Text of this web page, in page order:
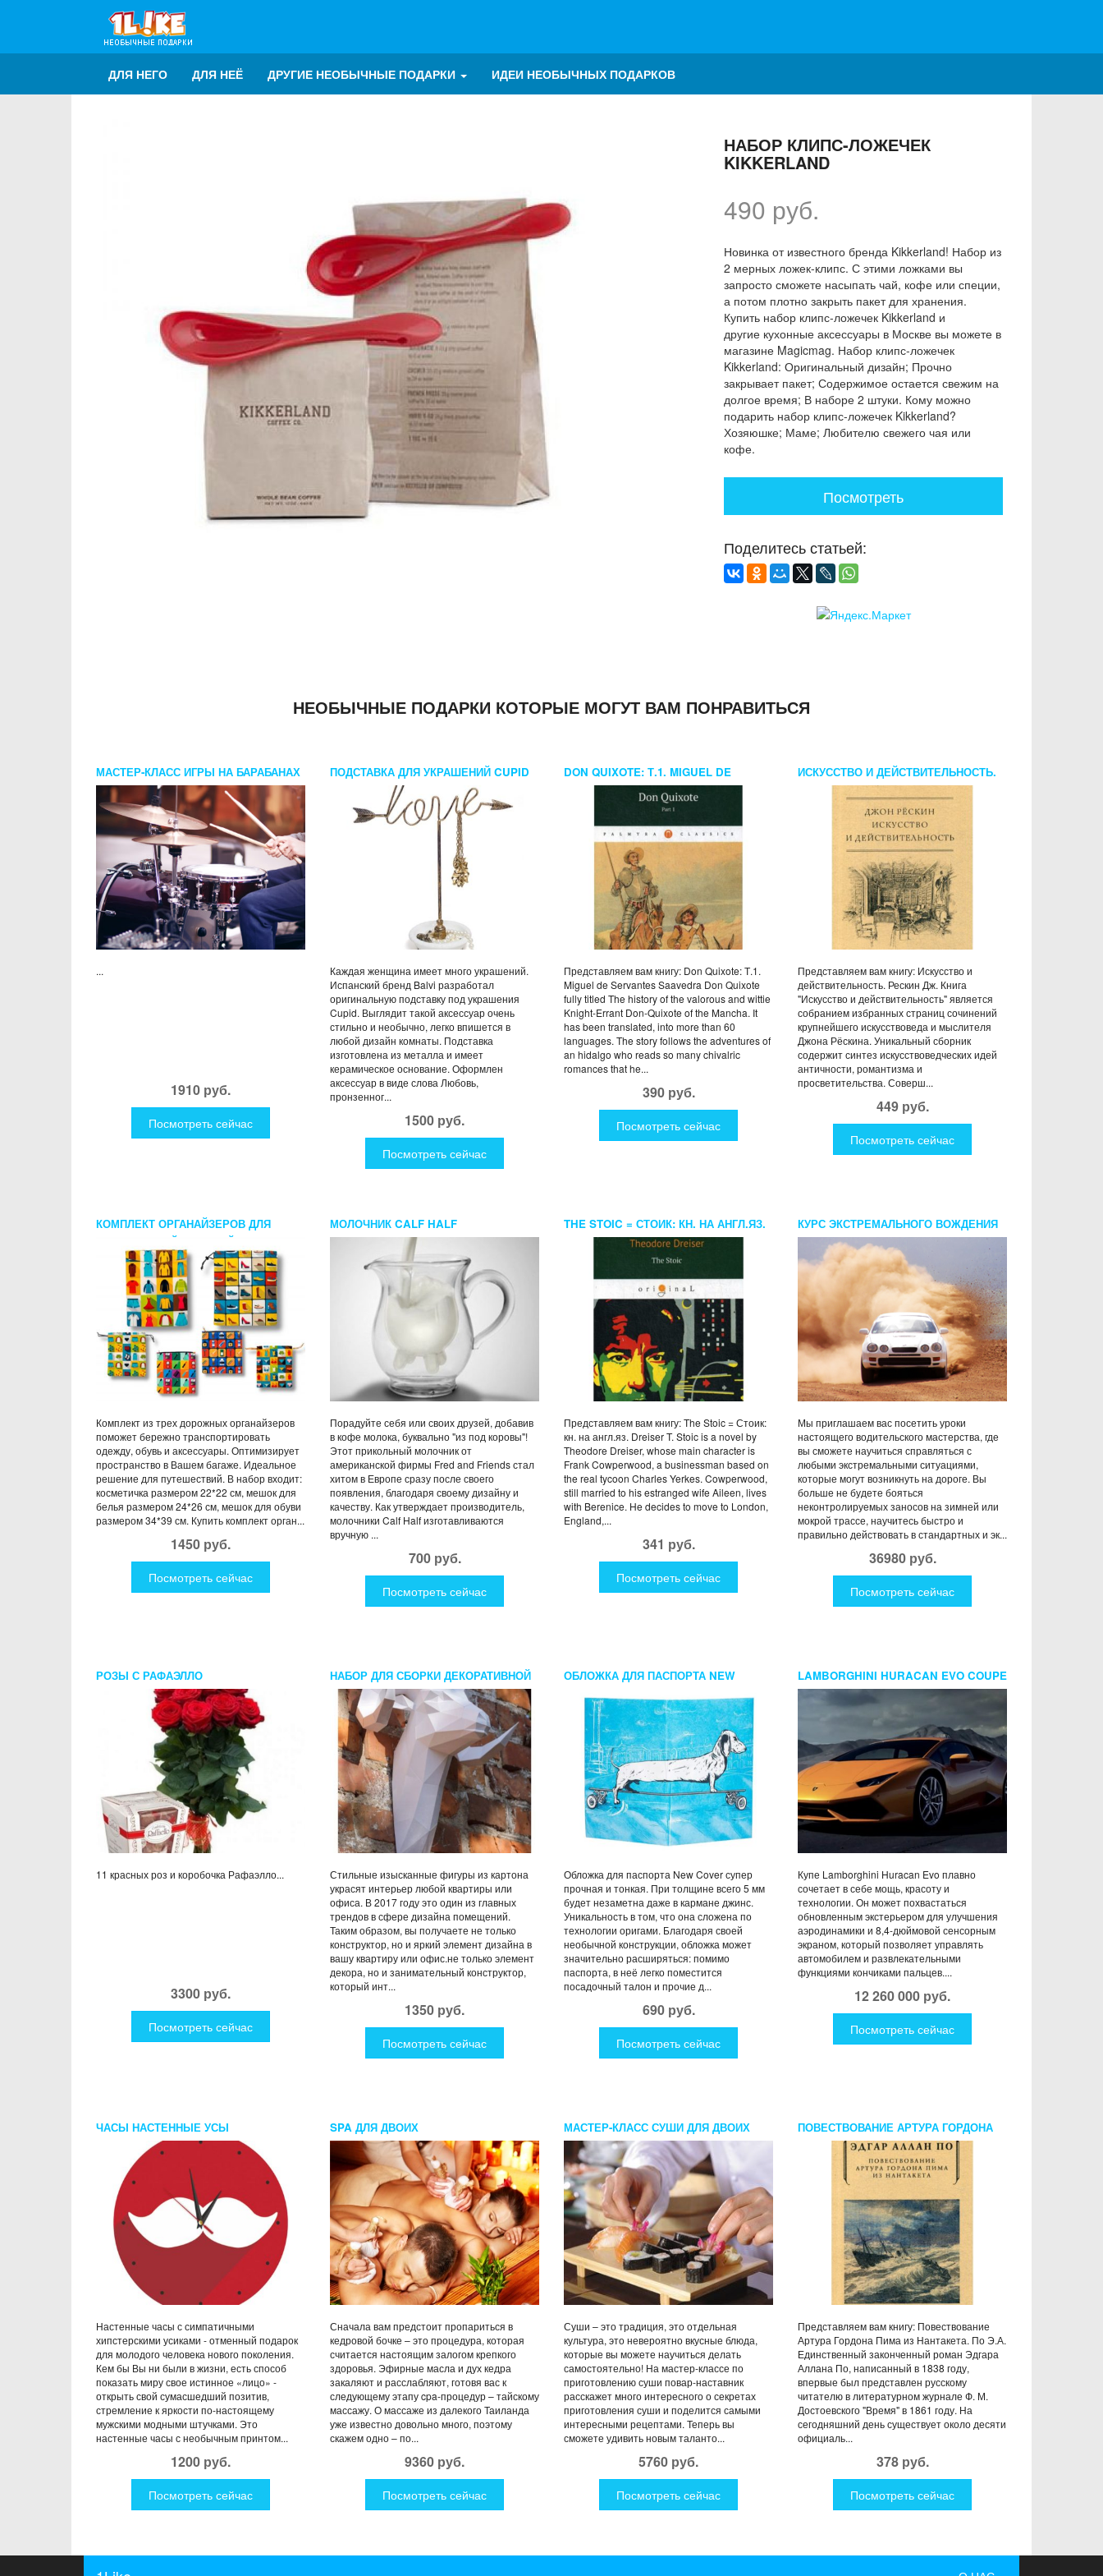
ДЛЯ НЕГО ДЛЯ НЕЁ ДРУГИЕ НЕОБЫЧНЫЕ ПОДАРКИ ИДЕИ НЕОБЫЧНЫХ ПОДАРКОВ
НАБОР КЛИПС-ЛОЖЕЧЕК
KIKKERLAND
490 руб.
Новинка от известного бренда Kikkerland! Набор из
2 мерных ложек-клипс. С этими ложками вы
запросто сможете насыпать чай, кофе или специи,
а потом плотно закрыть пакет для хранения.
Купить набор клипс-ложечек Kikkerland и
другие кухонные аксессуары в Москве вы можете в
магазине Magicmag. Набор клипс-ложечек
Kikkerland: Оригинальный дизайн; Прочно
закрывает пакет; Содержимое остается свежим на
долгое время; В наборе 2 штуки. Кому можно
подарить набор клипс-ложечек Kikkerland?
Хозяюшке; Маме; Любителю свежего чая или
кофе.
Посмотреть
Поделитесь статьей:
НЕОБЫЧНЫЕ ПОДАРКИ КОТОРЫЕ МОГУТ ВАМ ПОНРАВИТЬСЯ
МАСТЕР-КЛАСС ИГРЫ НА БАРАБАНАХ
...
1910 руб.
Посмотреть сейчас
ПОДСТАВКА ДЛЯ УКРАШЕНИЙ CUPID
Каждая женщина имеет много украшений.
Испанский бренд Balvi разработал
оригинальную подставку под украшения
Cupid. Выглядит такой аксессуар очень
стильно и необычно, легко впишется в
любой дизайн комнаты. Подставка
изготовлена из металла и имеет
керамическое основание. Оформлен
аксессуар в виде слова Любовь,
пронзенног...
1500 руб.
Посмотреть сейчас
DON QUIXOTE: Т.1. MIGUEL DE
SERVANTES SAAVEDRA
Представляем вам книгу: Don Quixote: Т.1.
Miguel de Servantes Saavedra Don Quixote
fully titled The history of the valorous and wittie
Knight-Errant Don-Quixote of the Mancha. It
has been translated, into more than 60
languages. The story follows the adventures of
an hidalgo who reads so many chivalric
romances that he...
390 руб.
Посмотреть сейчас
ИСКУССТВО И ДЕЙСТВИТЕЛЬНОСТЬ.
РЕСКИН ДЖ.
Представляем вам книгу: Искусство и
действительность. Рескин Дж. Книга
"Искусство и действительность" является
собранием избранных страниц сочинений
крупнейшего искусствоведа и мыслителя
Джона Рёскина. Уникальный сборник
содержит синтез искусствоведческих идей
античности, романтизма и
просветительства. Соверш...
449 руб.
Посмотреть сейчас
КОМПЛЕКТ ОРГАНАЙЗЕРОВ ДЛЯ
ПУТЕШЕСТВИЙ ЖЕНСКИЙ 3
ПРЕДМЕТА
Комплект из трех дорожных органайзеров
поможет бережно транспортировать
одежду, обувь и аксессуары. Оптимизирует
пространство в Вашем багаже. Идеальное
решение для путешествий. В набор входит:
косметичка размером 22*22 см, мешок для
белья размером 24*26 см, мешок для обуви
размером 34*39 см. Купить комплект орган...
1450 руб.
Посмотреть сейчас
МОЛОЧНИК CALF HALF
Порадуйте себя или своих друзей, добавив
в кофе молока, буквально "из под коровы"!
Этот прикольный молочник от
американской фирмы Fred and Friends стал
хитом в Европе сразу после своего
появления, благодаря своему дизайну и
качеству. Как утверждает производитель,
молочники Calf Half изготавливаются
вручную ...
700 руб.
Посмотреть сейчас
THE STOIC = СТОИК: КН. НА АНГЛ.ЯЗ.
DREISER T.
Представляем вам книгу: The Stoic = Стоик:
кн. на англ.яз. Dreiser T. Stoic is a novel by
Theodore Dreiser, whose main character is
Frank Cowperwood, a businessman based on
the real tycoon Charles Yerkes. Cowperwood,
still married to his estranged wife Aileen, lives
with Berenice. He decides to move to London,
England,...
341 руб.
Посмотреть сейчас
КУРС ЭКСТРЕМАЛЬНОГО ВОЖДЕНИЯ
Мы приглашаем вас посетить уроки
настоящего водительского мастерства, где
вы сможете научиться справляться с
любыми экстремальными ситуациями,
которые могут возникнуть на дороге. Вы
больше не будете бояться
неконтролируемых заносов на зимней или
мокрой трассе, научитесь быстро и
правильно действовать в стандартных и эк...
36980 руб.
Посмотреть сейчас
РОЗЫ С РАФАЭЛЛО
11 красных роз и коробочка Рафаэлло...
3300 руб.
Посмотреть сейчас
НАБОР ДЛЯ СБОРКИ ДЕКОРАТИВНОЙ
МОДЕЛИ БАРАН
Стильные изысканные фигуры из картона
украсят интерьер любой квартиры или
офиса. В 2017 году это один из главных
трендов в сфере дизайна помещений.
Таким образом, вы получаете не только
конструктор, но и яркий элемент дизайна в
вашу квартиру или офис.не только элемент
декора, но и занимательный конструктор,
который инт...
1350 руб.
Посмотреть сейчас
ОБЛОЖКА ДЛЯ ПАСПОРТА NEW
Обложка для паспорта New Cover супер
прочная и тонкая. При толщине всего 5 мм
будет незаметна даже в кармане джинс.
Уникальность в том, что она сложена по
технологии оригами. Благодаря своей
необычной конструкции, обложка может
значительно расширяться: помимо
паспорта, в неё легко поместится
посадочный талон и прочие д...
690 руб.
Посмотреть сейчас
LAMBORGHINI HURACAN EVO COUPE
Купе Lamborghini Huracan Evo плавно
сочетает в себе мощь, красоту и
технологии. Он может похвастаться
обновленным экстерьером для улучшения
аэродинамики и 8,4-дюймовой сенсорным
экраном, который позволяет управлять
автомобилем и развлекательными
функциями кончиками пальцев....
12 260 000 руб.
Посмотреть сейчас
ЧАСЫ НАСТЕННЫЕ УСЫ
Настенные часы с симпатичными
хипстерскими усиками - отменный подарок
для молодого человека нового поколения.
Кем бы Вы ни были в жизни, есть способ
показать миру свое истинное «лицо» -
открыть свой сумасшедший позитив,
стремление к яркости по-настоящему
мужскими модными штучками. Это
настенные часы с необычным принтом...
1200 руб.
Посмотреть сейчас
SPA ДЛЯ ДВОИХ
Сначала вам предстоит пропариться в
кедровой бочке – это процедура, которая
считается настоящим залогом крепкого
здоровья. Эфирные масла и дух кедра
закаляют и расслабляют, готовя вас к
следующему этапу cpa-процедур – тайскому
массажу. О массаже из далекого Таиланда
уже известно довольно много, поэтому
скажем одно – по...
9360 руб.
Посмотреть сейчас
МАСТЕР-КЛАСС СУШИ ДЛЯ ДВОИХ
Суши – это традиция, это отдельная
культура, это невероятно вкусные блюда,
которые вы можете научиться делать
самостоятельно! На мастер-классе по
приготовлению суши повар-наставник
расскажет много интересного о секретах
приготовления суши и поделится самыми
интересными рецептами. Теперь вы
сможете удивить новым таланто...
5760 руб.
Посмотреть сейчас
ПОВЕСТВОВАНИЕ АРТУРА ГОРДОНА
ПИМА ИЗ НАНТАКЕТА. ПО Э.А.
Представляем вам книгу: Повествование
Артура Гордона Пима из Нантакета. По Э.А.
Единственный законченный роман Эдгара
Аллана По, написанный в 1838 году,
впервые был представлен русскому
читателю в литературном журнале Ф. М.
Достоевского "Время" в 1861 году. На
сегодняшний день существует около десяти
официаль...
378 руб.
Посмотреть сейчас